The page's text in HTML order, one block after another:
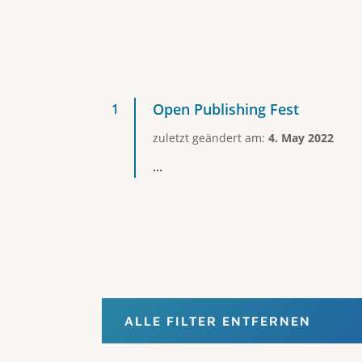
Open Publishing Fest
zuletzt geändert am: 4. May 2022
...
ALLE FILTER ENTFERNEN